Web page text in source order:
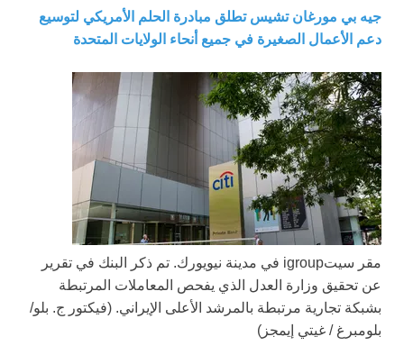
جيه بي مورغان تشيس تطلق مبادرة الحلم الأمريكي لتوسيع
دعم الأعمال الصغيرة في جميع أنحاء الولايات المتحدة
مقر سيتigroup في مدينة نيويورك. تم ذكر البنك في تقرير
عن تحقيق وزارة العدل الذي يفحص المعاملات المرتبطة
بشبكة تجارية مرتبطة بالمرشد الأعلى الإيراني. (فيكتور ج. بلو/
بلومبرغ / غيتي إيمجز)